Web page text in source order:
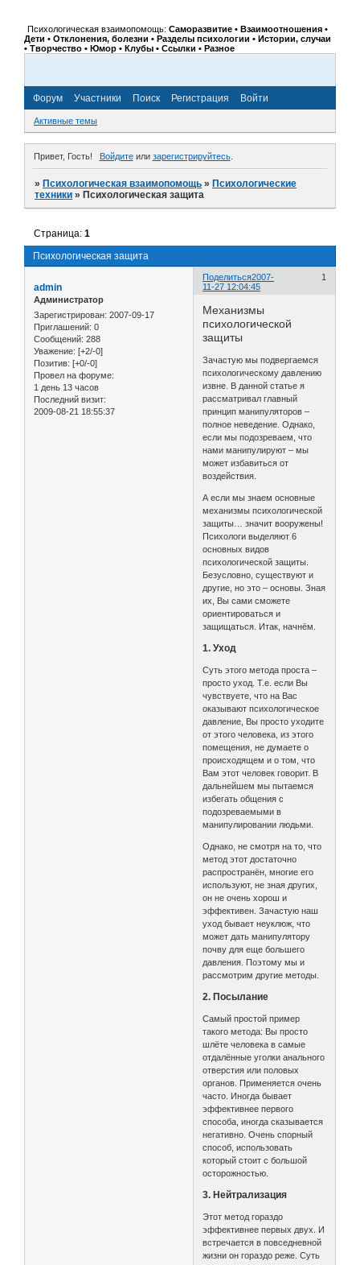
Психологическая взаимопомощь: Саморазвитие • Взаимоотношения •
Дети • Отклонения, болезни • Разделы психологии • Истории, случаи
• Творчество • Юмор • Клубы • Ссылки • Разное
Форум Участники Поиск Регистрация Войти
Активные темы
Привет, Гость! Войдитеили зарегистрируйтесь.
»Психологическая взаимопомощь »Психологические
техники »Психологическая защита
Психологическая защита
Страница:1
Поделиться 1
2007-
11-27 12:04:45
admin
Администратор
Зарегистрирован: 2007-09-17
Приглашений: 0
Сообщений: 288
Уважение: [+2/-0]
Позитив: [+0/-0]
Провел на форуме:
1 день 13 часов
Последний визит:
2009-08-21 18:55:37
Механизмы
психологической
защиты
Зачастую мы подвергаемся
психологическому давлению
извне. В данной статье я
рассматривал главный
принцип манипуляторов –
полное неведение. Однако,
если мы подозреваем, что
нами манипулируют – мы
может избавиться от
воздействия.
А если мы знаем основные
механизмы психологической
защиты… значит вооружены!
Психологи выделяют 6
основных видов
психологической защиты.
Безусловно, существуют и
другие, но это – основы. Зная
их, Вы сами сможете
ориентироваться и
защищаться. Итак, начнём.
1. Уход
Суть этого метода проста –
просто уход. Т.е. если Вы
чувствуете, что на Вас
оказывают психологическое
давление, Вы просто уходите
от этого человека, из этого
помещения, не думаете о
происходящем и о том, что
Вам этот человек говорит. В
дальнейшем мы пытаемся
избегать общения с
подозреваемыми в
манипулировании людьми.
Однако, не смотря на то, что
метод этот достаточно
распространён, многие его
используют, не зная других,
он не очень хорош и
эффективен. Зачастую наш
уход бывает неуклюж, что
может дать манипулятору
почву для еще большего
давления. Поэтому мы и
рассмотрим другие методы.
2. Посылание
Самый простой пример
такого метода: Вы просто
шлёте человека в самые
отдалённые уголки анального
отверстия или половых
органов. Применяется очень
часто. Иногда бывает
эффективнее первого
способа, иногда сказывается
негативно. Очень спорный
способ, использовать
который стоит с большой
осторожностью.
3. Нейтрализация
Этот метод гораздо
эффективнее первых двух. И
встречается в повседневной
жизни он гораздо реже. Суть